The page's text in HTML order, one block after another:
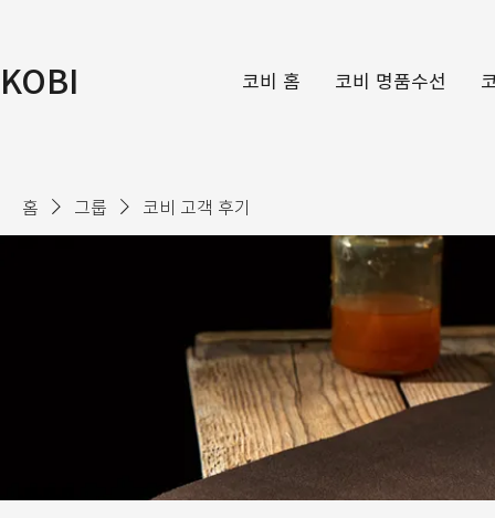
KOBI 코비 홈 코비 명품수선
홈 그룹 코비 고객 후기